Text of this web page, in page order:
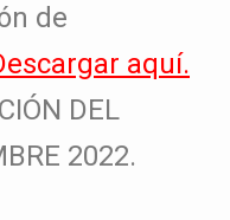
de
aquí.
DEL
2022.